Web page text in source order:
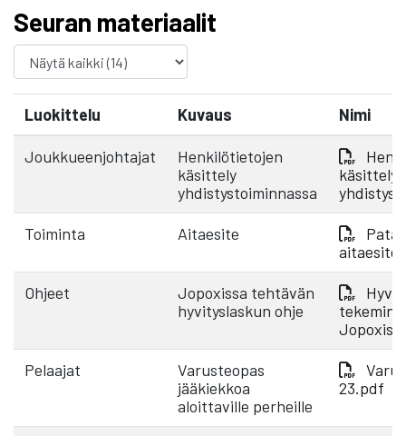
Seuran materiaalit
Luokittelu Kuvaus Nimi
Joukkueenjohtajat
Henkilötietojen
käsittely
yhdistystoiminnassa
käsittely
Toiminta Aitaesite
Pata
Ohjeet
Jopoxissa tehtävän
hyvityslaskun ohje
Pelaajat
Varusteopas
jääkiekkoa
aloittaville perheille
23.pdf